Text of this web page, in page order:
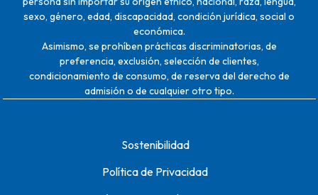
sexo, género, edad, discapacidad, condición jurídica, social o
económica.
Asimismo, se prohíben prácticas discriminatorias, de
preferencia, exclusión, selección de clientes,
condicionamiento de consumo, de reserva del derecho de
admisión o de cualquier otro tipo.
Sostenibilidad
Política de Privacidad